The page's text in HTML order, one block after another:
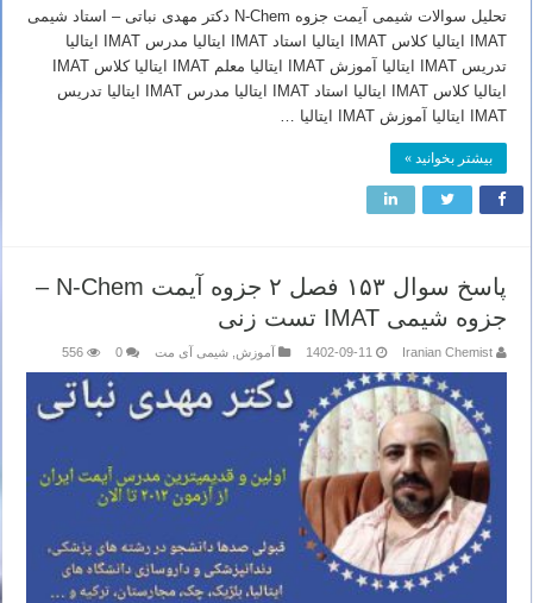
تحلیل سوالات شیمی آیمت جزوه N-Chem دکتر مهدی نباتی – استاد شیمی
IMAT ایتالیا کلاس IMAT ایتالیا استاد IMAT ایتالیا مدرس IMAT ایتالیا
تدریس IMAT ایتالیا آموزش IMAT ایتالیا معلم IMAT ایتالیا کلاس IMAT
ایتالیا کلاس IMAT ایتالیا استاد IMAT ایتالیا مدرس IMAT ایتالیا تدریس
IMAT ایتالیا آموزش IMAT ایتالیا …
بیشتر بخوانید »
پاسخ سوال ۱۵۳ فصل ۲ جزوه آیمت N-Chem –
جزوه شیمی IMAT تست زنی
Iranian Chemist
1402-09-11 آموزش شیمی آی مت 0
556